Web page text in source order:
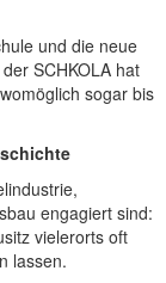
und die neue
SCHKOLA hat
sogar bis
engagiert sind:
vielerorts oft
lassen.